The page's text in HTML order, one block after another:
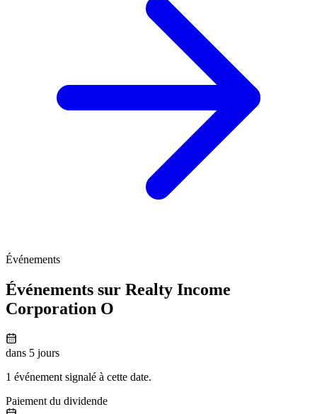
Événements
Événements sur Realty Income
Corporation O
dans 5 jours
1 événement signalé à cette date.
Paiement du dividende